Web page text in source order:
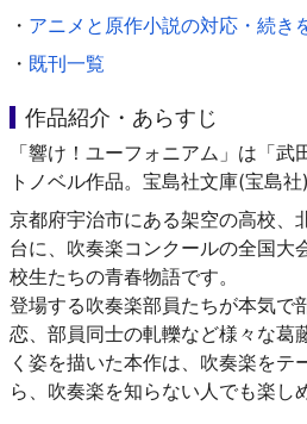
・ アニメと原作小説の対応・続き
・ 既刊一覧
作品紹介・あらすじ
「響け！ユーフォニアム」は「武
トノベル作品。宝島社文庫(宝島
京都府宇治市にある架空の高校、
台に、吹奏楽コンクールの全国大
校生たちの青春物語です。
登場する吹奏楽部員たちが本気で
恋、部員同士の軋轢など様々な葛
く姿を描いた本作は、吹奏楽をテ
ら、吹奏楽を知らない人でも楽し